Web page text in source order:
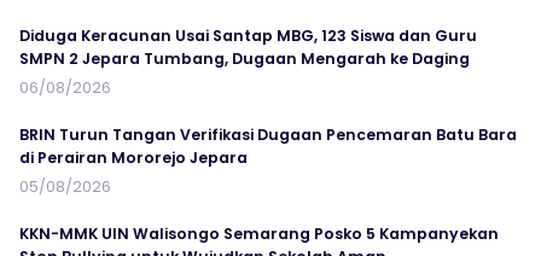
Diduga Keracunan Usai Santap MBG, 123 Siswa dan Guru
SMPN 2 Jepara Tumbang, Dugaan Mengarah ke Daging
06/08/2026
BRIN Turun Tangan Verifikasi Dugaan Pencemaran Batu Bara
di Perairan Mororejo Jepara
05/08/2026
KKN-MMK UIN Walisongo Semarang Posko 5 Kampanyekan